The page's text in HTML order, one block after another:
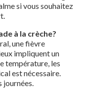
si vous souhaitez
à la crèche?
une fièvre
impliquent un
température, les
est nécessaire.